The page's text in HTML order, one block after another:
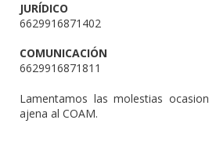
JURÍDICO
6629916871402
COMUNICACIÓN
6629916871811
Lamentamos las molestias
ajena al COAM.